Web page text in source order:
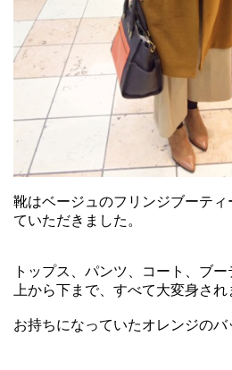
靴はベージュのフリンジブーテ
ていただきました。
トップス、パンツ、コート、ブー
上から下まで、すべて大変身され
お持ちになっていたオレンジのバ